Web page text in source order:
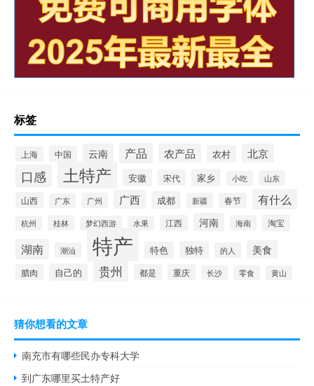
标签
上海 中国 云南 产品 农产品 农村 北京
口感 土特产 安徽 宋代 家乡 小吃 山东
山西 广东 广州 广西 成都 新疆 春节 有什么
杭州 桂林 梦幻西游 水果 江西 河南 海南 淘宝
湖南 潮汕 特产 特色 独特 的人 美食
腊肉 自己的 贵州 都是 重庆 长沙 零食 黄山
猜你想看的文章
南充市有哪些民办专科大学
到广东哪里买土特产好